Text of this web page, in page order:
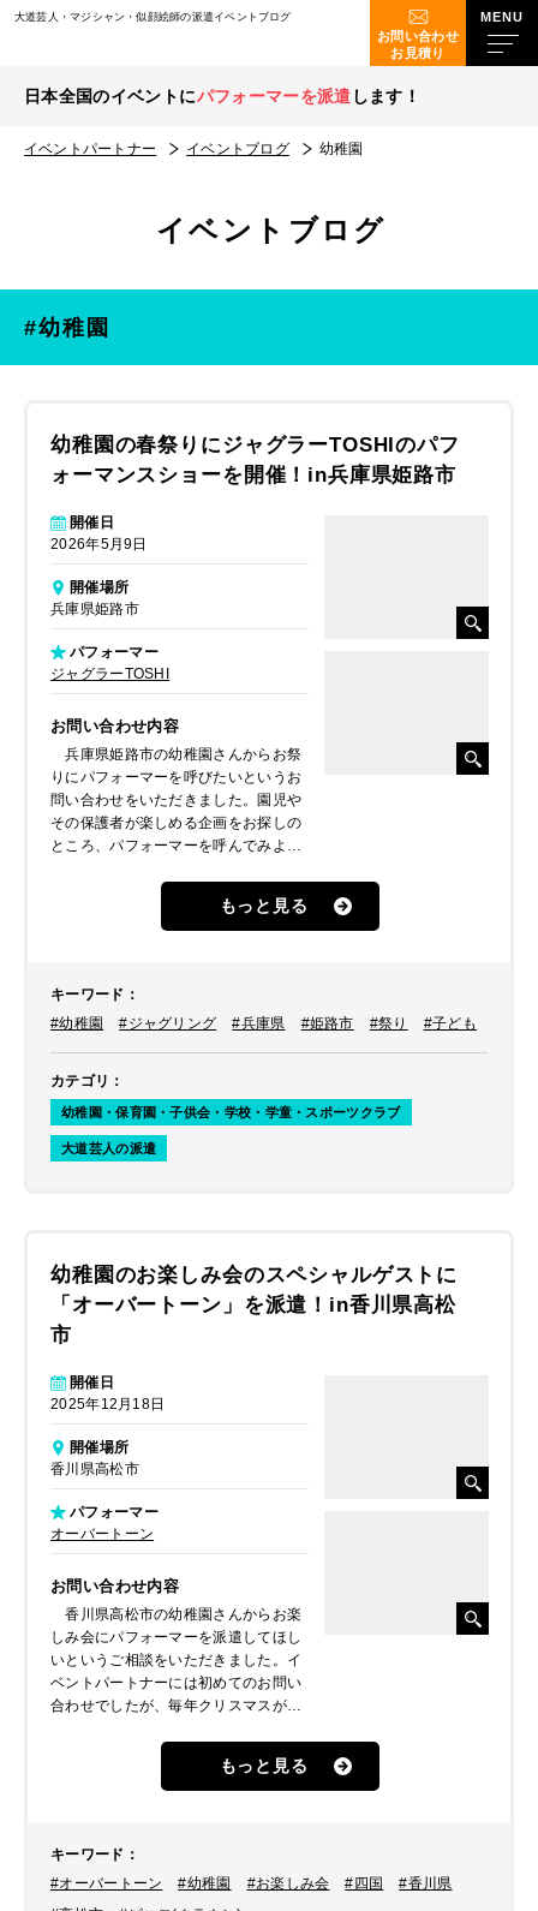
大道芸人・マジシャン・似顔絵師の派遣イベントブログ
お問い合わせ
お見積り
日本全国のイベントにパフォーマーを派遣 します！
イベントパートナー イベントブログ 幼稚園
イベントブログ
#幼稚園
幼稚園の春祭りにジャグラーTOSHIのパフ
ォーマンスショーを開催！in兵庫県姫路市
開催日
2026年5月9日
開催場所
兵庫県姫路市
パフォーマー
ジャグラーTOSHI
お問い合わせ内容
兵庫県姫路市の幼稚園さんからお祭
りにパフォーマーを呼びたいというお
問い合わせをいただきました。園児や
その保護者が楽しめる企画をお探しの
ところ、パフォーマーを呼んでみよう
に問い合わせてくださったとのことで
した。そこで、幼稚園や保育園などの
選ばれました。
もっと見る
キーワード ：
#幼稚園
#ジャグリング #兵庫県 #姫路市 #祭り #子ども
カテゴリ ：
幼稚園・保育園・子供会・学校・学童・スポーツクラブ
大道芸人の派遣
幼稚園のお楽しみ会のスペシャルゲストに
「オーバートーン」を派遣！in香川県高松
市
開催日
2025年12月18日
開催場所
香川県高松市
パフォーマー
オーバートーン
お問い合わせ内容
香川県高松市の幼稚園さんからお楽
しみ会にパフォーマーを派遣してほし
いというご相談をいただきました。イ
ベントパートナーには初めてのお問い
合わせでしたが、毎年クリスマスが近
呼んで園児達に楽しんでいただいてい
るそうです。ホームページをご覧いた
しました。
もっと見る
キーワード ：
#オーバートーン
#幼稚園 #お楽しみ会 #四国
#香川県